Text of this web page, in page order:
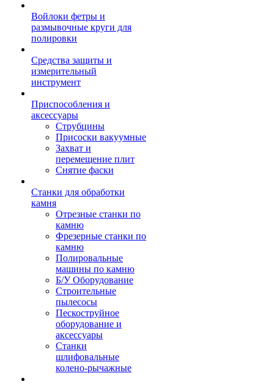
Войлоки фетры и
размывочные круги для
полировки
Средства защиты и
измерительный
инструмент
Приспособления и
аксессуары
Струбцины
Присоски вакуумные
Захват и
перемещение плит
Снятие фаски
Станки для обработки
камня
Отрезные станки по
камню
Фрезерные станки по
камню
Полировальные
машины по камню
Б/У Оборудование
Строительные
пылесосы
Пескоструйное
оборудование и
аксессуары
Станки
шлифовальные
колено-рычажные